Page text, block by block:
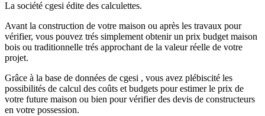
La société cgesi édite des calculettes.
Avant la construction de votre maison ou après les travaux pour
vérifier, vous pouvez trés simplement obtenir un prix budget maison
bois ou traditionnelle trés approchant de la valeur réelle de votre
projet.
Grâce à la base de données de cgesi , vous avez plébiscité les
possibilités de calcul des coûts et budgets pour estimer le prix de
votre future maison ou bien pour vérifier des devis de constructeurs
en votre possession.